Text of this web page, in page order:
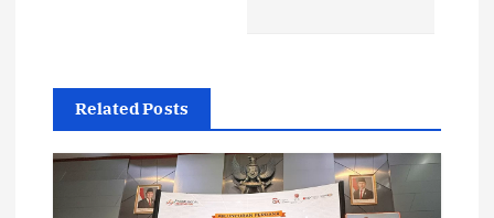
g
Related Posts